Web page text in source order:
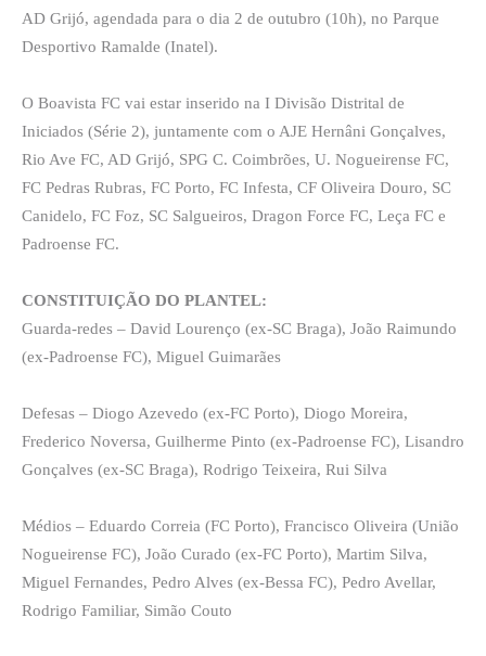
AD Grijó, agendada para o dia 2 de outubro (10h), no Parque
Desportivo Ramalde (Inatel).
O Boavista FC vai estar inserido na I Divisão Distrital de
Iniciados (Série 2), juntamente com o AJE Hernâni Gonçalves,
Rio Ave FC, AD Grijó, SPG C. Coimbrões, U. Nogueirense FC,
FC Pedras Rubras, FC Porto, FC Infesta, CF Oliveira Douro, SC
Canidelo, FC Foz, SC Salgueiros, Dragon Force FC, Leça FC e
Padroense FC.
CONSTITUIÇÃO DO PLANTEL:
Guarda-redes – David Lourenço (ex-SC Braga), João Raimundo
(ex-Padroense FC), Miguel Guimarães
Defesas – Diogo Azevedo (ex-FC Porto), Diogo Moreira,
Frederico Noversa, Guilherme Pinto (ex-Padroense FC), Lisandro
Gonçalves (ex-SC Braga), Rodrigo Teixeira, Rui Silva
Médios – Eduardo Correia (FC Porto), Francisco Oliveira (União
Nogueirense FC), João Curado (ex-FC Porto), Martim Silva,
Miguel Fernandes, Pedro Alves (ex-Bessa FC), Pedro Avellar,
Rodrigo Familiar, Simão Couto